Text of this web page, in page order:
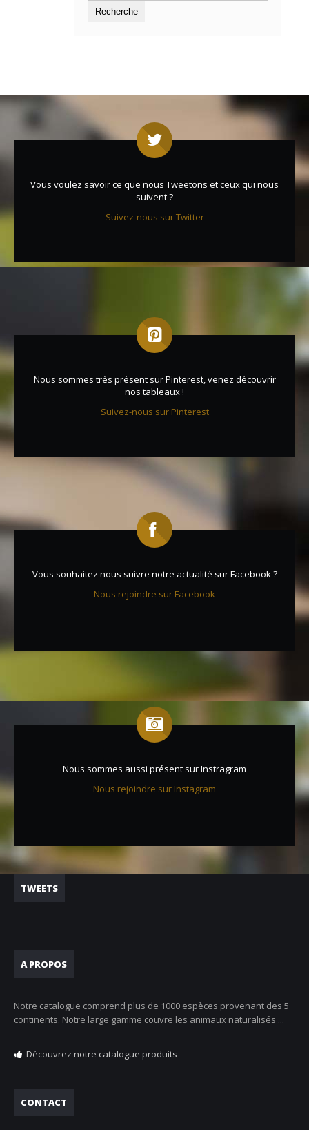
Vous voulez savoir ce que nous Tweetons et ceux qui nous
suivent ?
Suivez-nous sur Twitter
Nous sommes très présent sur Pinterest, venez découvrir
nos tableaux !
Suivez-nous sur Pinterest
Vous souhaitez nous suivre notre actualité sur Facebook ?
Nous rejoindre sur Facebook
Nous sommes aussi présent sur Instragram
Nous rejoindre sur Instagram
TWEETS
A PROPOS
Notre catalogue comprend plus de 1000 espèces provenant des 5
continents. Notre large gamme couvre les animaux naturalisés ...
Découvrez notre catalogue produits
CONTACT